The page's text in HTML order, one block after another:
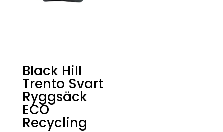
Black Hill
Trento Svart
Ryggsäck
ECO
Recycling